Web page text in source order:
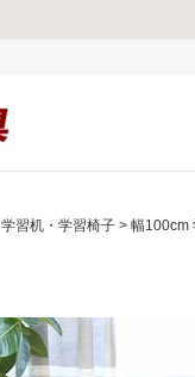
熊本県で発生した地震お
学習机・学習椅子 幅100cm